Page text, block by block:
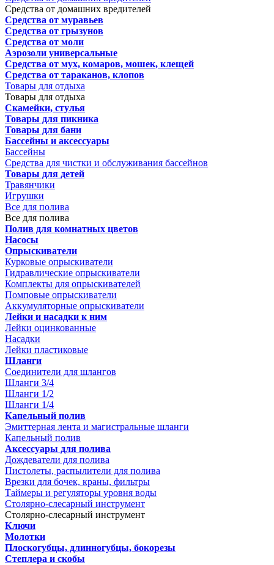
Средства от домашних вредителей
Средства от муравьев
Средства от грызунов
Средства от моли
Аэрозоли универсальные
Средства от мух, комаров, мошек, клещей
Средства от тараканов, клопов
Товары для отдыха
Товары для отдыха
Скамейки, стулья
Товары для пикника
Товары для бани
Бассейны и аксессуары
Бассейны
Средства для чистки и обслуживания бассейнов
Товары для детей
Травянчики
Игрушки
Все для полива
Все для полива
Полив для комнатных цветов
Насосы
Опрыскиватели
Курковые опрыскиватели
Гидравлические опрыскиватели
Комплекты для опрыскивателей
Помповые опрыскиватели
Аккумуляторные опрыскиватели
Лейки и насадки к ним
Лейки оцинкованные
Насадки
Лейки пластиковые
Шланги
Соединители для шлангов
Шланги 3/4
Шланги 1/2
Шланги 1/4
Капельный полив
Эмиттерная лента и магистральные шланги
Капельный полив
Аксессуары для полива
Дождеватели для полива
Пистолеты, распылители для полива
Врезки для бочек, краны, фильтры
Таймеры и регуляторы уровня воды
Столярно-слесарный инструмент
Столярно-слесарный инструмент
Ключи
Молотки
Плоскогубцы, длинногубцы, бокорезы
Степлера и скобы